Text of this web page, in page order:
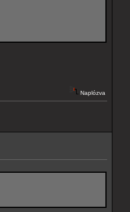
Naplózva